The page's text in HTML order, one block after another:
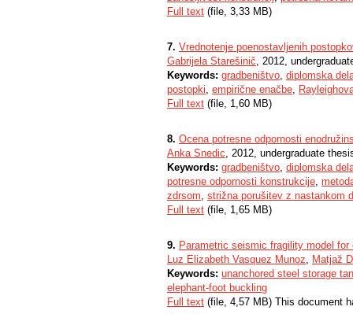
Full text (file, 3,33 MB)
7. Vrednotenje poenostavljenih
Gabrijela Starešinič, 2012,
Keywords: gradbeništvo, diplomska
postopki, empirične enačbe,
Full text (file, 1,60 MB)
8. Ocena potresne odpornosti
Anka Snedic, 2012, undergraduate
Keywords: gradbeništvo, diplomska
potresne odpornosti konstrukcije,
zdrsom, strižna porušitev z nastankom
Full text (file, 1,65 MB)
9. Parametric seismic fragility model
Luz Elizabeth Vasquez Munoz, Matjaž
Keywords: unanchored steel storage
elephant-foot buckling
Full text (file, 4,57 MB) This document